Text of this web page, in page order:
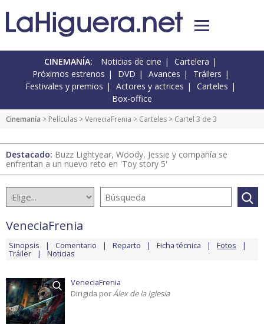
CINEMANÍA: Noticias de cine
Cartelera
Próximos estrenos
DVD Avances
Tráilers
Festivales y premios
Actores y actrices
Carteles
Box-office
Cinemanía > Películas >VeneciaFrenia > Carteles > Cartel 3 de 3
Destacado: Buzz Lightyear, Woody, Jessie y compañía se
enfrentan a un nuevo reto en 'Toy story 5'
VeneciaFrenia
Sinopsis Comentario Reparto Ficha técnica Fotos
Tráiler Noticias
VeneciaFrenia
Dirigida porÁlex de la Iglesia